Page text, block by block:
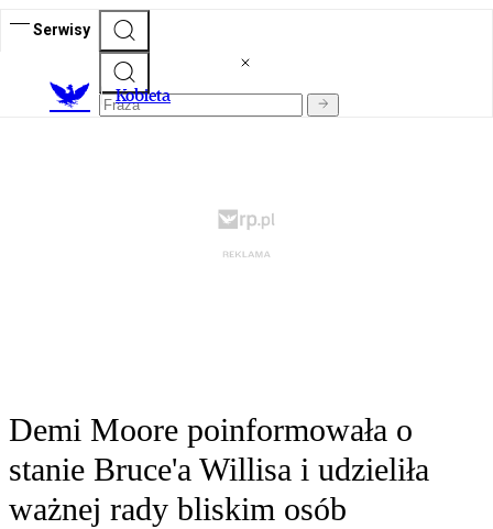
Serwisy
Kobieta
Demi Moore poinformowała o
stanie Bruce'a Willisa i udzieliła
ważnej rady bliskim osób